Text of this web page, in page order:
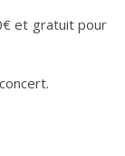
et gratuit pour